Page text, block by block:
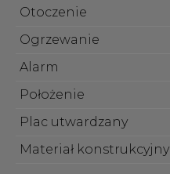
Otoczenie
Ogrzewanie
Alarm
Położenie
Plac utwardzany
Materiał konstrukcyjny